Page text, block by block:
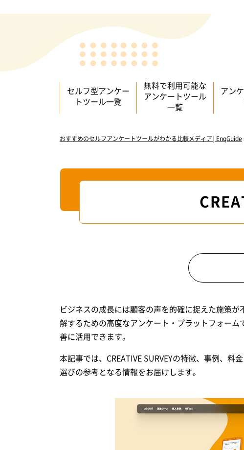
セルフ型アンケー
トツール一覧
無料で利用可能な
アンケートツール
一覧
アン
おすすめのセルフアンケートツールがわかる比較メディア│EnqGuide
ビジネスの成長には顧客の声を的確に捉えた施策が
解するための高度なアンケート・プラットフォー
善に活用できます。
本記事では、CREATIVE SURVEYの特徴、事例、
選びの参考となる情報をお届けします。